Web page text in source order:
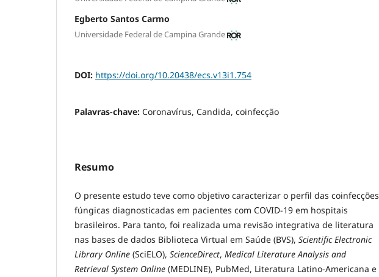
Egberto Santos Carmo
Universidade Federal de Campina Grande
DOI: https://doi.org/10.20438/ecs.v13i1.754
Palavras-chave: Coronavírus, Candida, coinfecção
Resumo
O presente estudo teve como objetivo caracterizar o perfil das coinfecções
fúngicas diagnosticadas em pacientes com COVID-19 em hospitais
brasileiros. Para tanto, foi realizada uma revisão integrativa de literatura
nas bases de dados Biblioteca Virtual em Saúde (BVS), Scientific Electronic
Library Online (SciELO), ScienceDirect, Medical Literature Analysis and
Retrieval System Online (MEDLINE), PubMed, Literatura Latino-Americana e